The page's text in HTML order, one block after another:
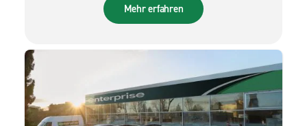
Mehr erfahren